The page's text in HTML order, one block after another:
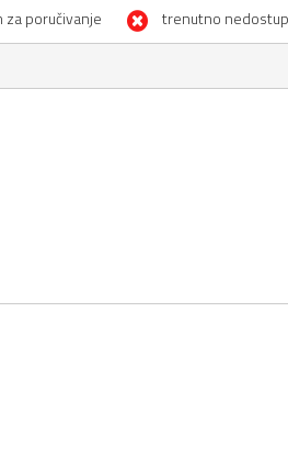
za poručivanje trenutno